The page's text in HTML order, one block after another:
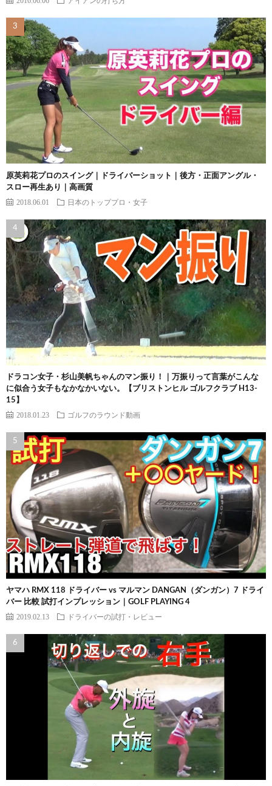
原英莉花プロのスイング｜ドライバーショット｜後方・正面アングル・
スロー再生あり｜高画質
2018.06.01 日本のトッププロ・女子
ドラコン女子・杉山美帆ちゃんのマン振り！｜万振りって言葉がこんな
に似合う女子もなかなかいない。【ブリストンヒル ゴルフクラブ H13-
15】
2018.01.23 ゴルフのラウンド動画
ヤマハ RMX 118 ドライバー vs マルマン DANGAN（ダンガン）7 ドライ
バー 比較 試打インプレッション｜GOLF PLAYING 4
2019.02.13 ドライバーの試打・レビュー